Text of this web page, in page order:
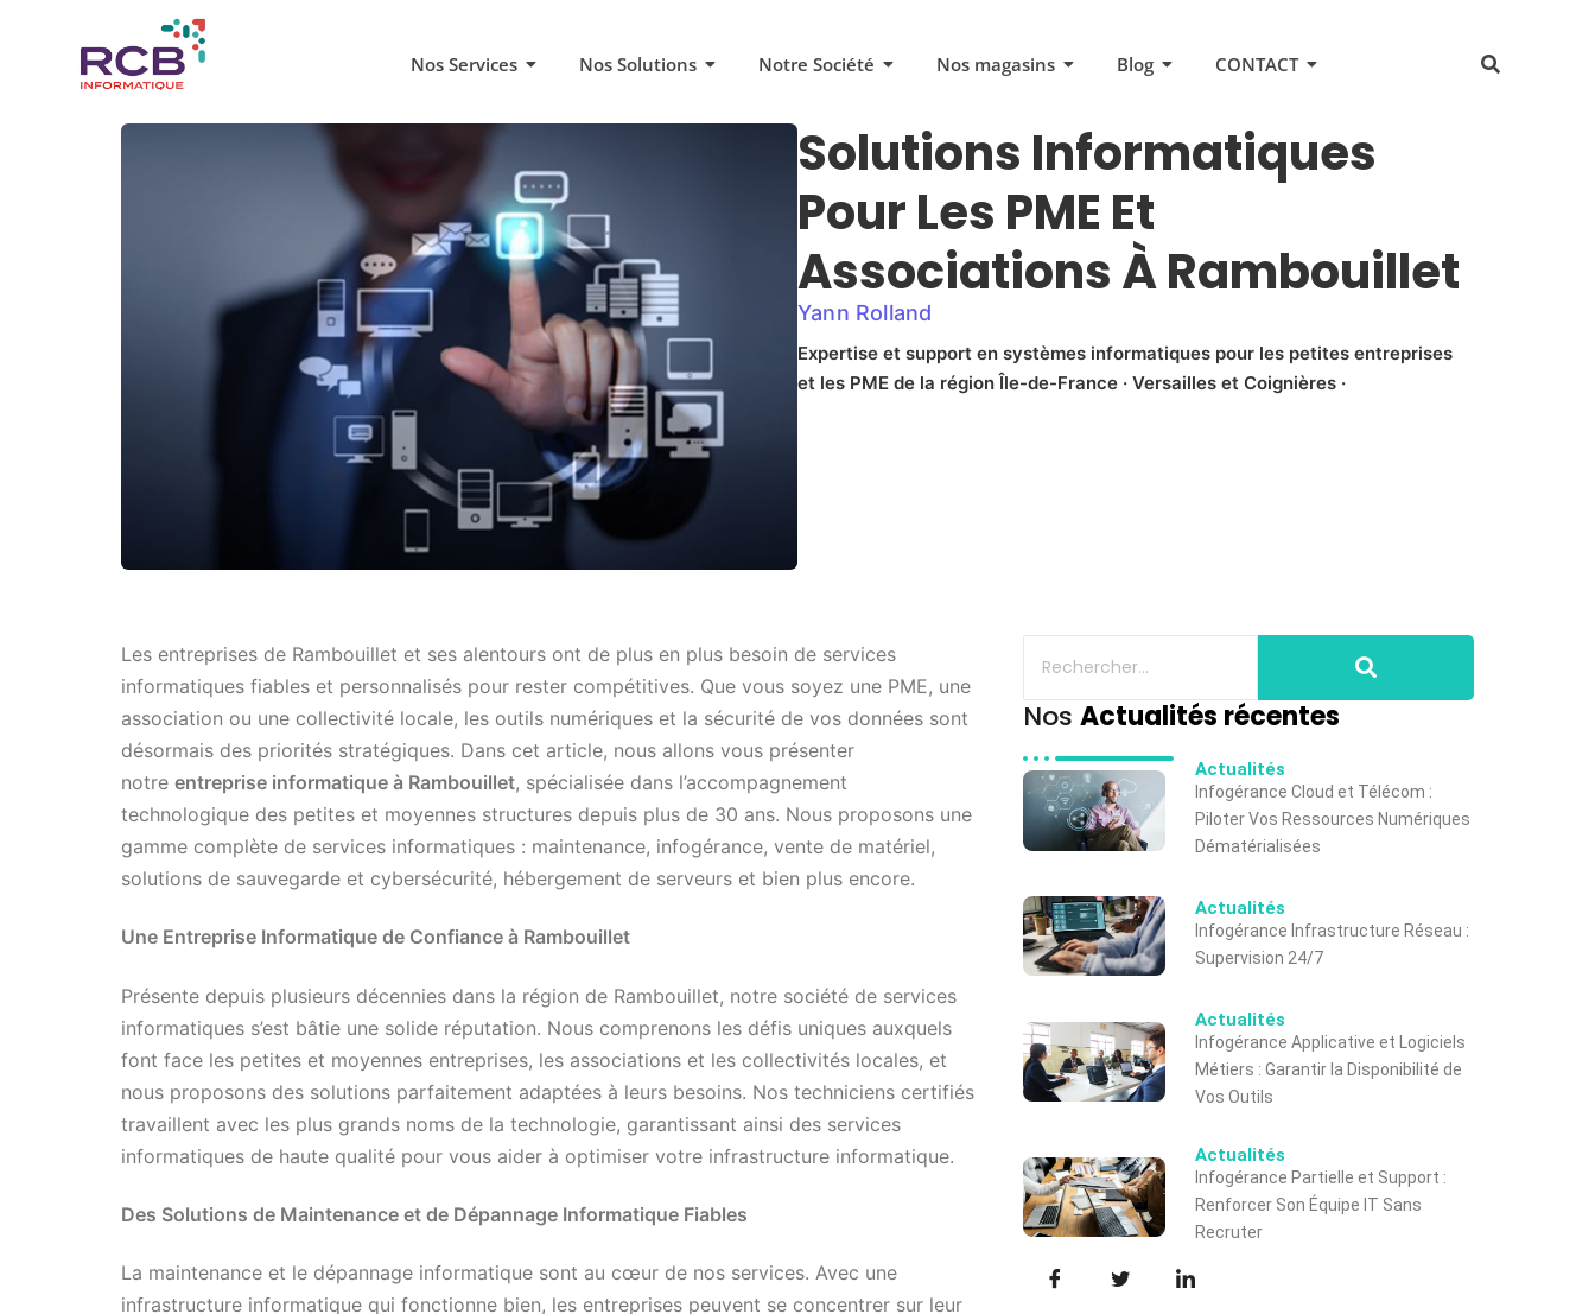
Nos Services Nos Solutions Notre Société Nos magasins Blog CONTACT
Solutions Informatiques
Pour Les PME Et
Associations À Rambouillet
Yann Rolland
Expertise et support en systèmes informatiques pour les petites entreprises
et les PME de la région Île-de-France · Versailles et Coignières ·
Les entreprises de Rambouillet et ses alentours ont de plus en plus besoin de services
informatiques fiables et personnalisés pour rester compétitives. Que vous soyez une PME, une
association ou une collectivité locale, les outils numériques et la sécurité de vos données sont
désormais des priorités stratégiques. Dans cet article, nous allons vous présenter
notre entreprise informatique à Rambouillet, spécialisée dans l’accompagnement
technologique des petites et moyennes structures depuis plus de 30 ans. Nous proposons une
gamme complète de services informatiques : maintenance, infogérance, vente de matériel,
solutions de sauvegarde et cybersécurité, hébergement de serveurs et bien plus encore.
Une Entreprise Informatique de Confiance à Rambouillet
Présente depuis plusieurs décennies dans la région de Rambouillet, notre société de services
informatiques s’est bâtie une solide réputation. Nous comprenons les défis uniques auxquels
font face les petites et moyennes entreprises, les associations et les collectivités locales, et
nous proposons des solutions parfaitement adaptées à leurs besoins. Nos techniciens certifiés
travaillent avec les plus grands noms de la technologie, garantissant ainsi des services
informatiques de haute qualité pour vous aider à optimiser votre infrastructure informatique.
Des Solutions de Maintenance et de Dépannage Informatique Fiables
La maintenance et le dépannage informatique sont au cœur de nos services. Avec une
infrastructure informatique qui fonctionne bien, les entreprises peuvent se concentrer sur leur
Nos Actualités récentes
Actualités
Infogérance Cloud et Télécom :
Piloter Vos Ressources Numériques
Dématérialisées
Actualités
Infogérance Infrastructure Réseau :
Supervision 24/7
Actualités
Infogérance Applicative et Logiciels
Métiers : Garantir la Disponibilité de
Vos Outils
Actualités
Infogérance Partielle et Support :
Renforcer Son Équipe IT Sans
Recruter